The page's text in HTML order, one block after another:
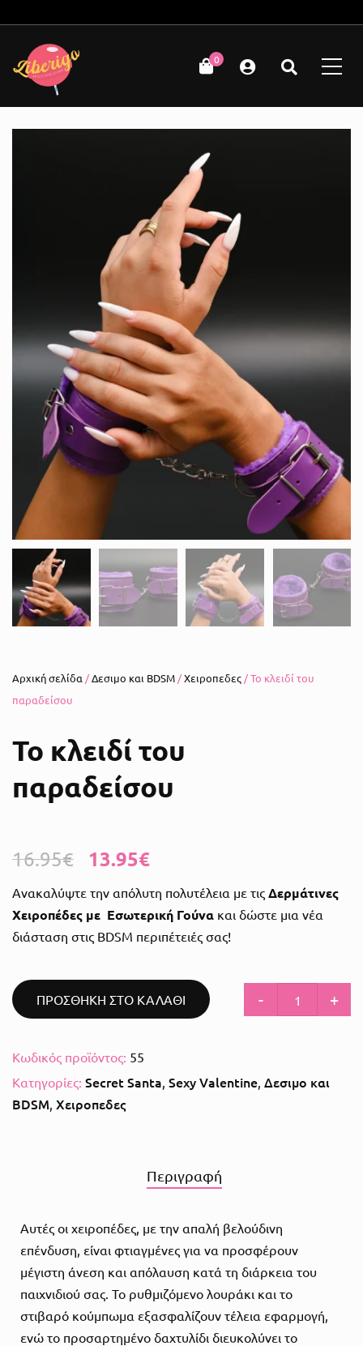
0
Αρχική σελίδα /Δεσιμο και BDSM /Χειροπεδες / Το κλειδί του
παραδείσου
Το κλειδί του
παραδείσου
16.95€ 13.95€
Ανακαλύψτε την απόλυτη πολυτέλεια με τις Δερμάτινες
Χειροπέδες με Εσωτερική Γούνα και δώστε μια νέα
διάσταση στις BDSM περιπέτειές σας!
- +
ΠΡΟΣΘΗΚΗ ΣΤΟ ΚΑΛΑΘΙ
Κωδικός προϊόντος: 55
Κατηγορίες: Secret Santa Sexy Valentine Δεσιμο και
BDSM Χειροπεδες
Περιγραφή
Αυτές οι χειροπέδες, με την απαλή βελούδινη
επένδυση, είναι φτιαγμένες για να προσφέρουν
μέγιστη άνεση και απόλαυση κατά τη διάρκεια του
παιχνιδιού σας. Το ρυθμιζόμενο λουράκι και το
στιβαρό κούμπωμα εξασφαλίζουν τέλεια εφαρμογή,
ενώ το προσαρτημένο δαχτυλίδι διευκολύνει το